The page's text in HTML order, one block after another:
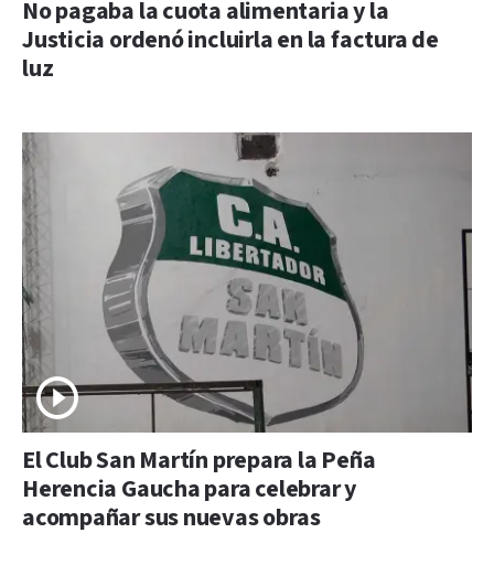
No pagaba la cuota alimentaria y la
Justicia ordenó incluirla en la factura de
luz
El Club San Martín prepara la Peña
Herencia Gaucha para celebrar y
acompañar sus nuevas obras